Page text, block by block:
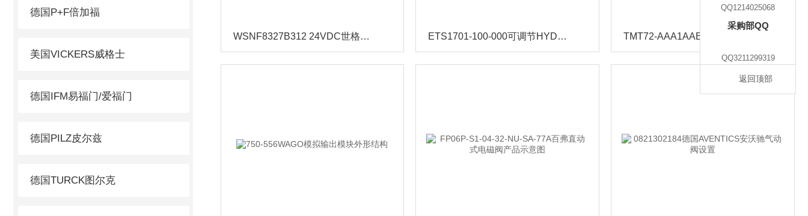
德国P+F倍加福
美国VICKERS威格士
德国IFM易福门/爱福门
德国PILZ皮尔兹
德国TURCK图尔克
WSNF8327B312 24VDC世格3位5通电磁阀安装与维护 ETS1701-100-000可调节HYDAC贺德克压力传感器
QQ1214025068
采购部QQ
QQ3211299319
返回顶部